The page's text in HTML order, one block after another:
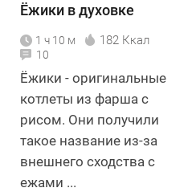
Ёжики в духовке
1 ч 10 м 182 Ккал
10
Ёжики - оригинальные
котлеты из фарша с
рисом. Они получили
такое название из-за
внешнего сходства с
ежами ...